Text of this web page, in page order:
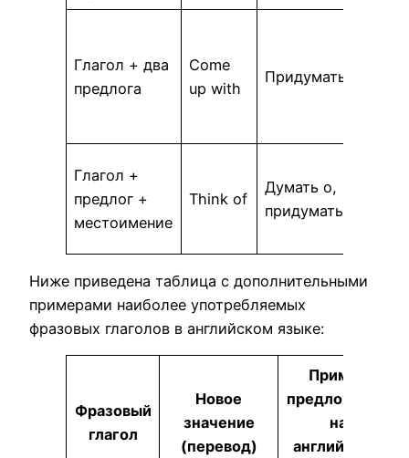
Глагол + два
предлога
Come
up with
Придумать
Глагол +
предлог +
местоимение
Think of
Думать о,
придумать
Ниже приведена таблица с дополнительными
примерами наиболее употребляемых
фразовых глаголов в английском языке:
Фразовый
глагол
Новое
значение
(перевод)
Пример
предложения
на
английском